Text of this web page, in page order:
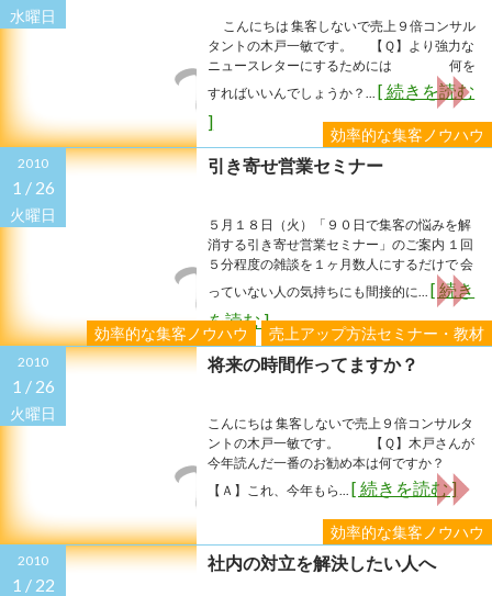
水曜日
効率的な集客ノウハウ
こんにちは 集客しないで売上９倍コンサル
タントの木戸一敏です。 【Ｑ】より強力な
ニュースレターにするためには 何を
すればいいんでしょうか？... [ 続きを読む
]
2010
1 / 26
火曜日
効率的な集客ノウハウ 売上アップ方法セミナー・教材
引き寄せ営業セミナー
５月１８日（火）「９０日で集客の悩みを解
消する引き寄せ営業セミナー」のご案内 １回
５分程度の雑談を１ヶ月数人にするだけで 会
っていない人の気持ちにも間接的に... [ 続き
を読む ]
2010
1 / 26
火曜日
効率的な集客ノウハウ
将来の時間作ってますか？
こんにちは 集客しないで売上９倍コンサルタ
ントの木戸一敏です。 【Ｑ】木戸さんが
今年読んだ一番のお勧め本は何ですか？
【Ａ】これ、今年もら... [ 続きを読む ]
2010
1 / 22
社内の対立を解決したい人へ